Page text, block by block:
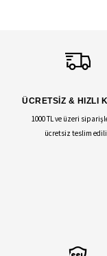
ÜCRETSİZ & HIZLI
1000 TL ve üzeri
ücretsiz teslim